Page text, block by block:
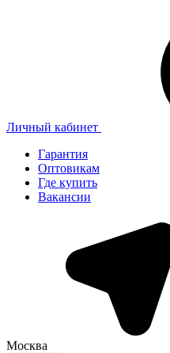
Личный кабинет
Гарантия
Оптовикам
Где купить
Вакансии
Москва